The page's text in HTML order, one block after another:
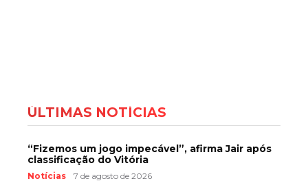
ÚLTIMAS NOTÍCIAS
“Fizemos um jogo impecável”, afirma Jair após
classificação do Vitória
Notícias 7 de agosto de 2026